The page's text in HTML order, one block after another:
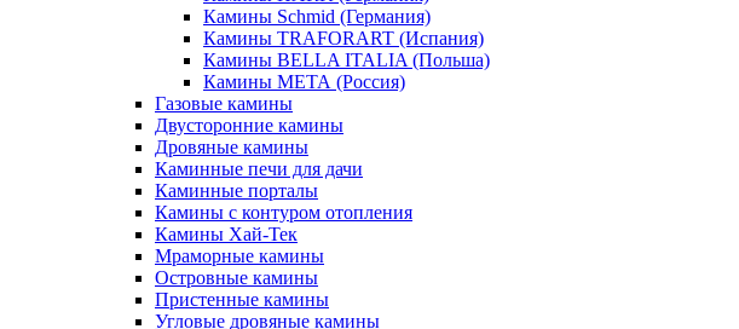
Камины Schmid (Германия)
Камины TRAFORART (Испания)
Камины BELLA ITALIA (Польша)
Камины МЕТА (Россия)
Газовые камины
Двусторонние камины
Дровяные камины
Каминные печи для дачи
Каминные порталы
Камины с контуром отопления
Камины Хай-Тек
Мраморные камины
Островные камины
Пристенные камины
Угловые дровяные камины